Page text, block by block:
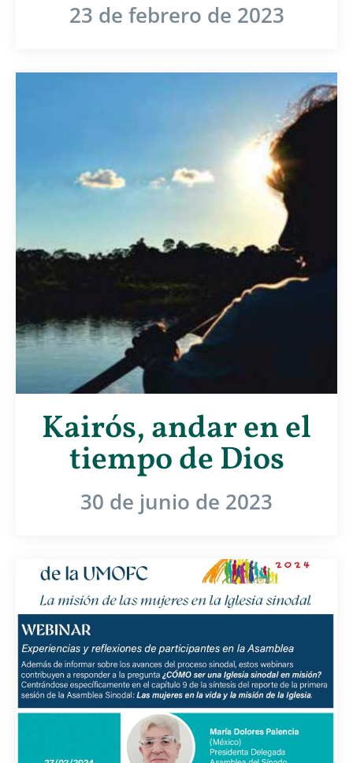
23 de febrero de 2023
Kairós, andar en el
tiempo de Dios
30 de junio de 2023